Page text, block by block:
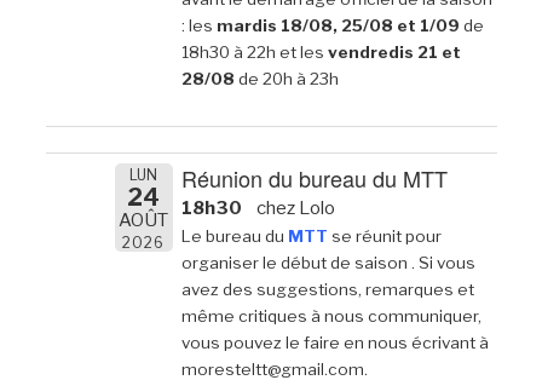
: les mardis 18/08, 25/08 et 1/09 de
18h30 à 22h et les vendredis 21 et
28/08 de 20h à 23h
LUN
24
AOÛT
2026
Réunion du bureau du MTT
18h30 chez Lolo
Le bureau du MTT se réunit pour
organiser le début de saison . Si vous
avez des suggestions, remarques et
même critiques à nous communiquer,
vous pouvez le faire en nous écrivant à
moresteltt@gmail.com.